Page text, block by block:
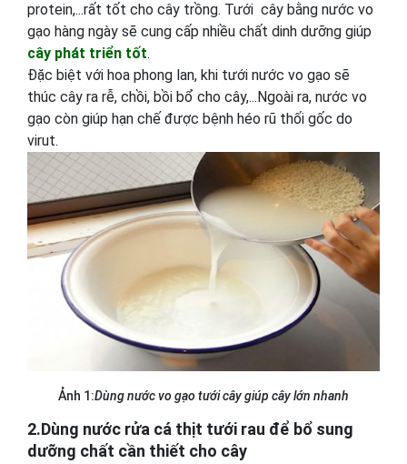
protein,...rất tốt cho cây trồng. Tưới cây bằng nước vo
gạo hàng ngày sẽ cung cấp nhiều chất dinh dưỡng giúp
cây phát triển tốt.
Đặc biệt với hoa phong lan, khi tưới nước vo gạo sẽ
thúc cây ra rễ, chồi, bồi bổ cho cây,...Ngoài ra, nước vo
gạo còn giúp hạn chế được bệnh héo rũ thối gốc do
virut.
Ảnh 1:Dùng nước vo gạo tưới cây giúp cây lớn nhanh
2.Dùng nước rửa cá thịt tưới rau để bổ sung
dưỡng chất cần thiết cho cây